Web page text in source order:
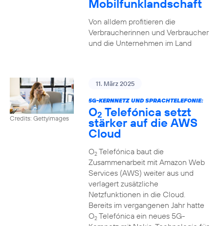
Mobilfunklandschaft
Von alldem profitieren die
Verbraucherinnen und Verbraucher
und die Unternehmen im Land
Credits: Gettyimages
11. März 2025
5G-KERNNETZ UND SPRACHTELEFONIE:
O2 Telefónica setzt
stärker auf die AWS
Cloud
O2Telefónica baut die
Zusammenarbeit mit Amazon Web
Services (AWS) weiter aus und
verlagert zusätzliche
Netzfunktionen in die Cloud.
Bereits im vergangenen Jahr hatte
O2Telefónica ein neues 5G-